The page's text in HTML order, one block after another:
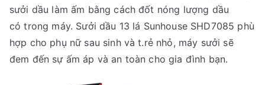
sưởi dầu làm ấm bằng cách đốt nóng lượng dầu
có trong máy. Sưởi dầu 13 lá Sunhouse SHD7085 phù
hợp cho phụ nữ sau sinh và t.rẻ nhỏ, máy sưởi sẽ
đem đến sự ấm áp và an toàn cho gia đình bạn.